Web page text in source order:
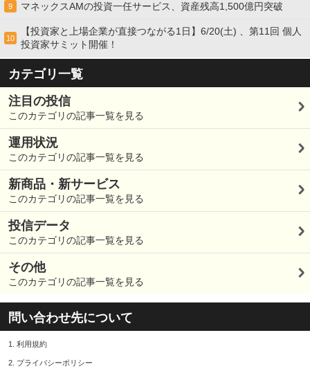
9 マネックスAMの投資一任サービス、資産残高1,500億円突破
10
【投資家と上場企業が直接つながる1日】6/20(土) 、第11回 個人
投資家サミット開催！
カテゴリ一覧
注目の投信
このカテゴリの記事一覧を見る
運用状況
このカテゴリの記事一覧を見る
新商品・新サービス
このカテゴリの記事一覧を見る
投信データ
このカテゴリの記事一覧を見る
その他
このカテゴリの記事一覧を見る
問い合わせ先について
1. 利用規約
2. プライバシーポリシー